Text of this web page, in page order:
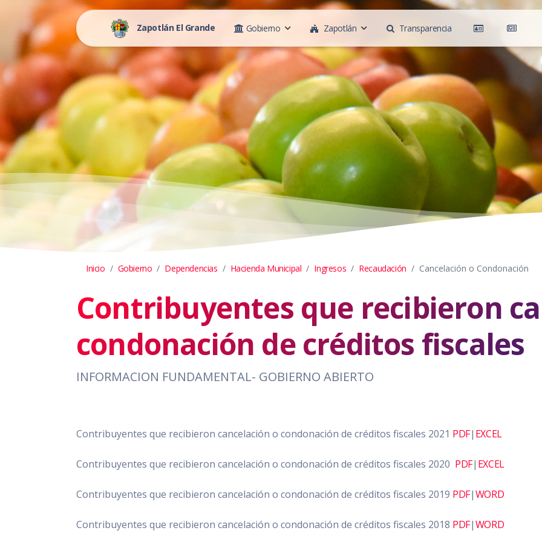
Zapotlán El Grande Gobierno Zapotlán Transparencia
Inicio Gobierno Dependencias Hacienda Municipal Ingresos Recaudación Cancelación o Condonación
Contribuyentes que recibieron
condonación de créditos fiscales
INFORMACION FUNDAMENTAL- GOBIERNO ABIERTO
Contribuyentes que recibieron cancelación o condonación de créditos fiscales 2021 PDF| EXCEL
Contribuyentes que recibieron cancelación o condonación de créditos fiscales 2020 PDF| EXCEL
Contribuyentes que recibieron cancelación o condonación de créditos fiscales 2019 PDF|WORD
Contribuyentes que recibieron cancelación o condonación de créditos fiscales 2018 PDF|WORD